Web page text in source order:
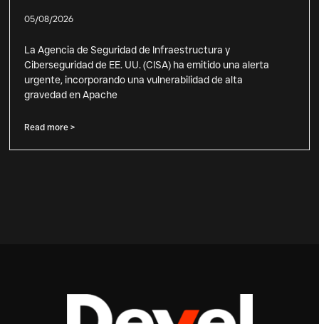
05/08/2026
La Agencia de Seguridad de Infraestructura y
Ciberseguridad de EE. UU. (CISA) ha emitido una alerta
urgente, incorporando una vulnerabilidad de alta
gravedad en Apache
Read more >